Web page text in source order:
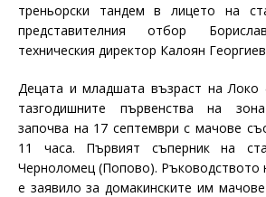
треньорски тандем в лицето на
представителния отбор
техническия директор Калоян
Децата и младшата възраст на Локо
тазгодишните първенства на
започва на 17 септември с мачове
11 часа. Първият съперник на
Черноломец (Попово). Ръководството
е заявило за домакинските им мачове